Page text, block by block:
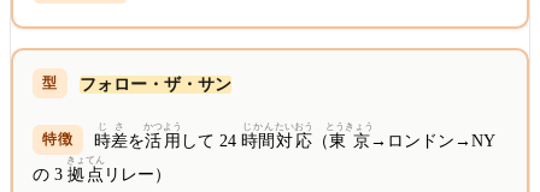
フォロー・ザ・サン
時差
じさ
を活用
かつよう
して 24 時間
じかん
対応
たいおう
（東京
とうきょう
→ロンドン→NY
の 3 拠点
きょてん
リレー）